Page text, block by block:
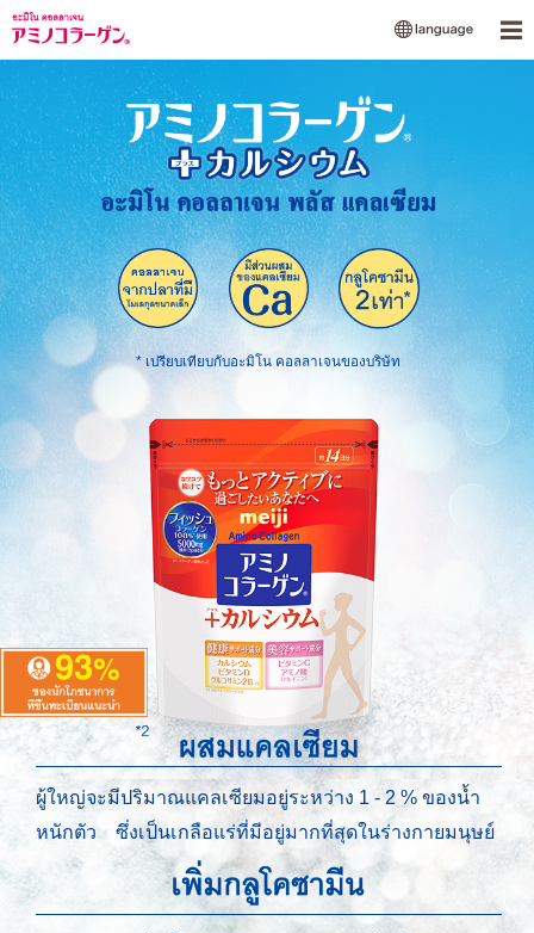
* เปรียบเทียบกับอะมิโน คอลลาเจนของบริษัท
ผู้ใหญ่จะมีปริมาณแคลเซียมอยู่ระหว่าง 1 - 2 % ของน้ำ
หนักตัว ซึ่งเป็นเกลือแร่ที่มีอยู่มากที่สุดในร่างกายมนุษย์